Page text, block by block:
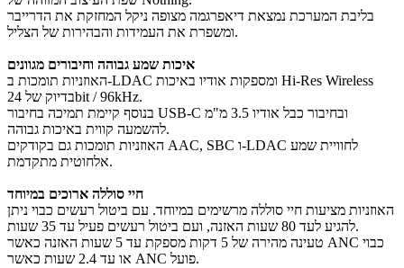
בליבת המערכת נמצאת דיאפרגמה מצופה ניקל המחזקת את הדרייבר
ומשפרת את העמידות והבהירות של הצליל.
איכות שמע גבוהה וחיבורים מגוונים
האוזניות תומכות ב-LDAC ומספקות אודיו באיכות Hi-Res Wireless
בדיוק של 24bit / 96kHz.
בנוסף קיימת תמיכה בחיבור USB-C ובחיבור כבל אודיו 3.5 מ"מ
להשמעה קווית באיכות גבוהה.
האוזניות תומכות גם בקודקים AAC, SBC ו-LDAC לחוויית שמע
אלחוטית מתקדמת.
חיי סוללה ארוכים במיוחד
האוזניות מציעות חיי סוללה מרשימים במיוחד. עם ביטול רעשים כבוי ניתן
להגיע לעד 80 שעות האזנה, ועם ביטול רעשים פעיל עד 35 שעות.
טעינה מהירה של 5 דקות מספקת עד 5 שעות האזנה כאשר ANC כבוי
או עד 2.4 שעות כאשר ANC פועל.